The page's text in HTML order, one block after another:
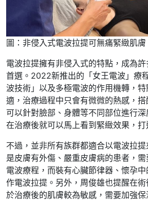
圖：非侵入式電波拉提可無痛緊緻肌膚
電波拉提擁有非侵入式的特點，成為
首選。2022新推出的「女王電波」療
波技術」以及多極電波的作用機轉，
適，治療過程中只會有微微的熱感，搭
可以針對臉部、身體等不同部位進行深
在治療後就可以馬上看到緊緻效果，打
不過，並非所有族群都適合以電波拉
是皮膚有外傷、嚴重皮膚病的患者，
電波療程，而裝有心臟節律器、懷孕
作電波拉提。另外，周俊雄也提醒在
於治療後的肌膚較為敏感，需要加強